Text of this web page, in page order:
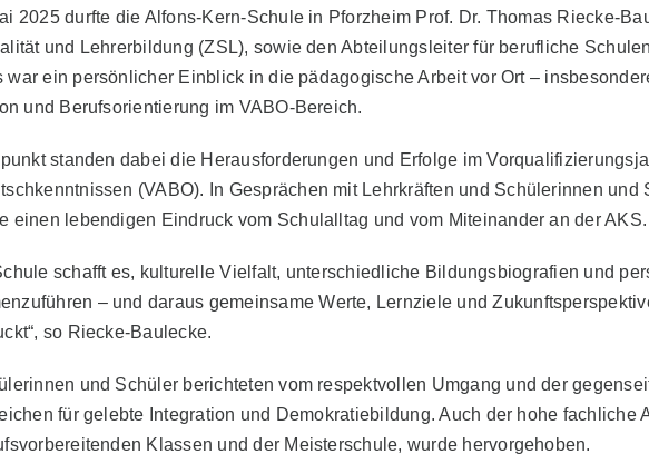
2025 durfte die Alfons-Kern-Schule in Pforzheim Prof. Dr. Thomas Riecke-
und Lehrerbildung (ZSL), sowie den Abteilungsleiter für berufliche
war ein persönlicher Einblick in die pädagogische Arbeit vor Ort –
und Berufsorientierung im VABO-Bereich.
standen dabei die Herausforderungen und Erfolge im
(VABO). In Gesprächen mit Lehrkräften und Schülerinnen und
einen lebendigen Eindruck vom Schulalltag und vom Miteinander an der AKS.
schafft es, kulturelle Vielfalt, unterschiedliche Bildungsbiografien und
– und daraus gemeinsame Werte, Lernziele und
so Riecke-Baulecke.
und Schüler berichteten vom respektvollen Umgang und der
für gelebte Integration und Demokratiebildung. Auch der hohe fachliche
Klassen und der Meisterschule, wurde hervorgehoben.